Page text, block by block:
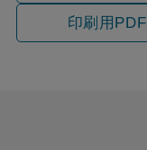
印刷用PDF